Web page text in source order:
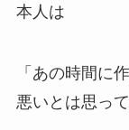
本人は
「あの時間に
悪いとは思って